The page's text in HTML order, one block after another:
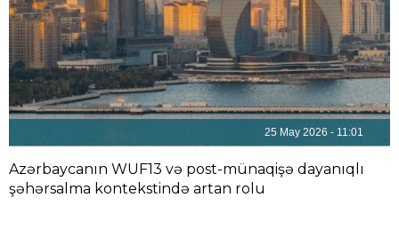
25 May 2026 - 11:01
Azərbaycanın WUF13 və post-münaqişə dayanıqlı
şəhərsalma kontekstində artan rolu